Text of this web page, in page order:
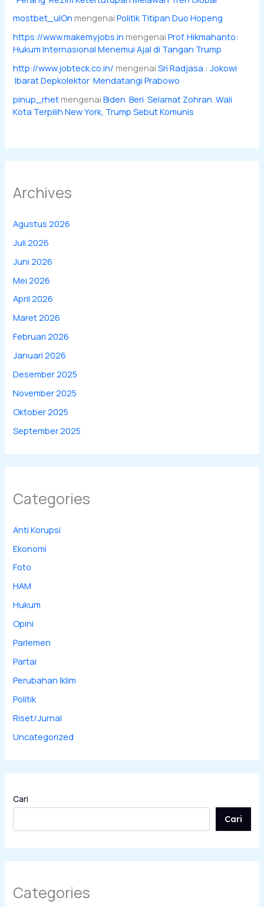
mostbet_ulOn mengenaiPolitik Titipan Duo Hopeng
https://www.makemyjobs.in mengenaiProf. Hikmahanto:
Hukum Internasional Menemui Ajal di Tangan Trump
http://www.jobteck.co.in/ mengenaiSri Radjasa : Jokowi
Ibarat Depkolektor Mendatangi Prabowo
pinup_rhet mengenaiBiden Beri Selamat Zohran Wali
Kota Terpilih New York, Trump Sebut Komunis
Archives
Agustus 2026
Juli 2026
Juni 2026
Mei 2026
April 2026
Maret 2026
Februari 2026
Januari 2026
Desember 2025
November 2025
Oktober 2025
September 2025
Categories
Anti Korupsi
Ekonomi
Foto
HAM
Hukum
Opini
Parlemen
Partai
Perubahan Iklim
Politik
Riset/Jurnal
Uncategorized
Cari
Cari
Categories